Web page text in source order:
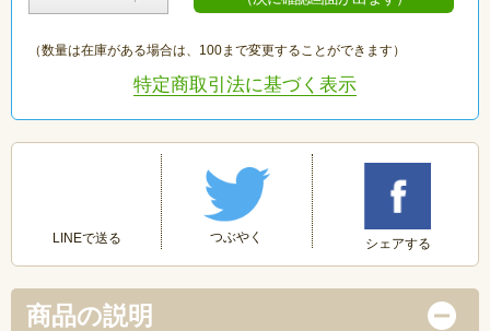
（数量は在庫がある場合は、100まで変更することができます）
特定商取引法に基づく表示
LINEで送る つぶやく シェアする
商品の説明